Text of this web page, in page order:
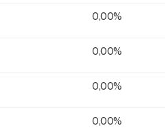
0,00%
0,00%
0,00%
0,00%